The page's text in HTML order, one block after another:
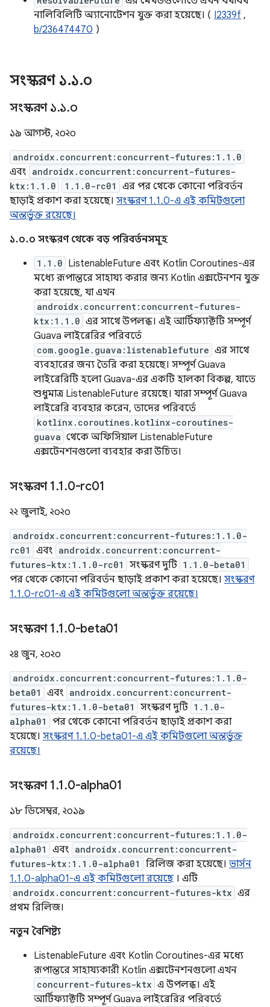
নালিবিলিটি অ্যানোটেশন যুক্ত করা হয়েছে। ( I2339f ,
b/236474470 )
সংস্করণ ১.১.০
সংস্করণ ১.১.০
১৯ আগস্ট, ২০২০
androidx.concurrent:concurrent-futures:1.1.0
এবং androidx.concurrent:concurrent-futures-
ktx:1.1.0
1.1.0-rc01
এর পর থেকে কোনো পরিবর্তন
ছাড়াই প্রকাশ করা হয়েছে। সংস্করণ 1.1.0-এ এই কমিটগুলো
অন্তর্ভুক্ত রয়েছে।
১.০.০ সংস্করণ থেকে বড় পরিবর্তনসমূহ
1.1.0 ListenableFuture এবং Kotlin Coroutines-এর
মধ্যে রূপান্তরে সাহায্য করার জন্য Kotlin এক্সটেনশন যুক্ত
করা হয়েছে, যা এখন
androidx.concurrent:concurrent-futures-
ktx:1.1.0 এর সাথে উপলব্ধ। এই আর্টিফ্যাক্টটি সম্পূর্ণ
Guava লাইব্রেরির পরিবর্তে
com.google.guava:listenablefuture এর সাথে
ব্যবহারের জন্য তৈরি করা হয়েছে। সম্পূর্ণ Guava
লাইব্রেরিটি হলো Guava-এর একটি হালকা বিকল্প, যাতে
শুধুমাত্র ListenableFuture রয়েছে। যারা সম্পূর্ণ Guava
লাইব্রেরি ব্যবহার করেন, তাদের পরিবর্তে
kotlinx.coroutines.kotlinx-coroutines-
guava থেকে অফিসিয়াল ListenableFuture
এক্সটেনশনগুলো ব্যবহার করা উচিত।
সংস্করণ 1.1.0-rc01
২২ জুলাই, ২০২০
androidx.concurrent:concurrent-futures:1.1.0-
rc01
এবং androidx.concurrent:concurrent-
futures-ktx:1.1.0-rc01
সংস্করণ দুটি 1.1.0-beta01
পর থেকে কোনো পরিবর্তন ছাড়াই প্রকাশ করা হয়েছে। সংস্করণ
1.1.0-rc01-এ এই কমিটগুলো অন্তর্ভুক্ত রয়েছে।
সংস্করণ 1.1.0-beta01
২৪ জুন, ২০২০
androidx.concurrent:concurrent-futures:1.1.0-
beta01
এবং androidx.concurrent:concurrent-
futures-ktx:1.1.0-beta01
সংস্করণ দুটি 1.1.0-
alpha01
পর থেকে কোনো পরিবর্তন ছাড়াই প্রকাশ করা
হয়েছে। সংস্করণ 1.1.0-beta01-এ এই কমিটগুলো অন্তর্ভুক্ত
রয়েছে।
সংস্করণ 1.1.0-alpha01
১৮ ডিসেম্বর, ২০১৯
androidx.concurrent:concurrent-futures:1.1.0-
alpha01
এবং androidx.concurrent:concurrent-
futures-ktx:1.1.0-alpha01
রিলিজ করা হয়েছে। ভার্সন
1.1.0-alpha01-এ এই কমিটগুলো রয়েছে । এটি
androidx.concurrent:concurrent-futures-ktx এর
প্রথম রিলিজ।
নতুন বৈশিষ্ট্য
ListenableFuture এবং Kotlin Coroutines-এর মধ্যে
রূপান্তরে সাহায্যকারী Kotlin এক্সটেনশনগুলো এখন
concurrent-futures-ktx এ উপলব্ধ। এই
আর্টিফ্যাক্টটি সম্পূর্ণ Guava লাইব্রেরির পরিবর্তে